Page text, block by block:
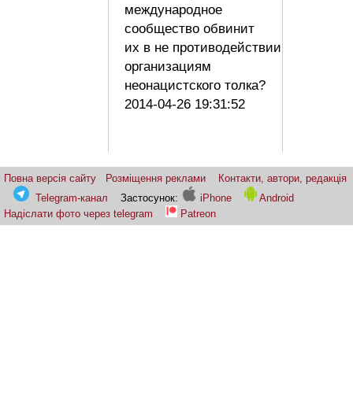
международное
сообщество обвинит
их в не противодействии
организациям
неонацистского толка?
2014-04-26 19:31:52
Повна версія сайту Розміщення реклами
Контакти, автори, редакція
Telegram-канал
Застосунок: iPhone
Android
Надіслати фото через telegram
Patreon